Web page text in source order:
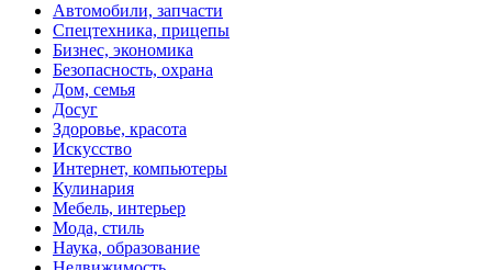
Автомобили, запчасти
Спецтехника, прицепы
Бизнес, экономика
Безопасность, охрана
Дом, семья
Досуг
Здоровье, красота
Искусство
Интернет, компьютеры
Кулинария
Мебель, интерьер
Мода, стиль
Наука, образование